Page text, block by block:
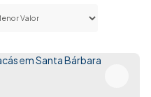
D'Oeste